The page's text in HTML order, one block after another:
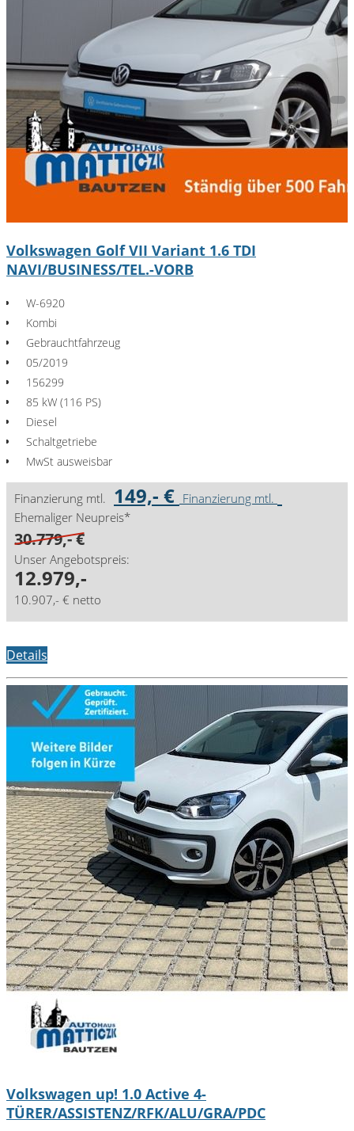
Volkswagen Golf VII Variant 1.6 TDI
NAVI/BUSINESS/TEL.-VORB
W-6920
Kombi
Gebrauchtfahrzeug
05/2019
156299
85 kW (116 PS)
Diesel
Schaltgetriebe
MwSt ausweisbar
Finanzierung mtl. 149,- € Finanzierung mtl.
Ehemaliger Neupreis*
30.779,- €
Unser Angebotspreis:
12.979,-
10.907,- € netto
Details
Volkswagen up! 1.0 Active 4-
TÜRER/ASSISTENZ/RFK/ALU/GRA/PDC